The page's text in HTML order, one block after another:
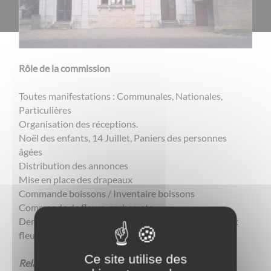
Rôle de la commission
Toutes manifestations : Communales, Nationales,
Particulières
Organisation des réceptions.
Noël des enfants, 14 Juillet, Paniers des personnes
âgées
Distribution des annonces
Mise en place des drapeaux
Commande boissons / Inventaire boissons
Commande de fleurs, gerbes, etc.
Demande de manifestations ou manèges, marché aux
fleurs
Relations publiquesCe site utilise des